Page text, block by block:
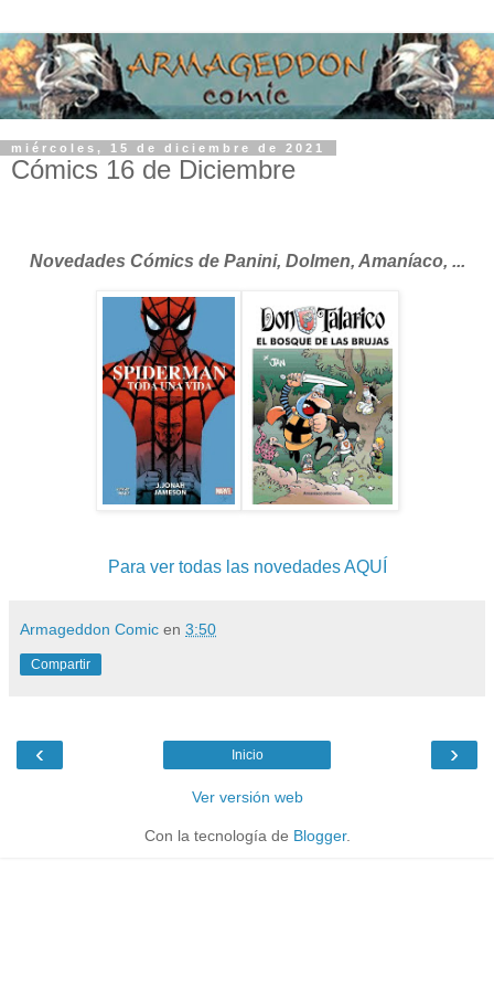
miércoles, 15 de diciembre de 2021
Cómics 16 de Diciembre
Novedades Cómics de Panini, Dolmen, Amaníaco, ...
Para ver todas las novedades AQUÍ
Armageddon Comic en 3:50
Compartir
‹ ›
Inicio
Ver versión web
Con la tecnología de Blogger.